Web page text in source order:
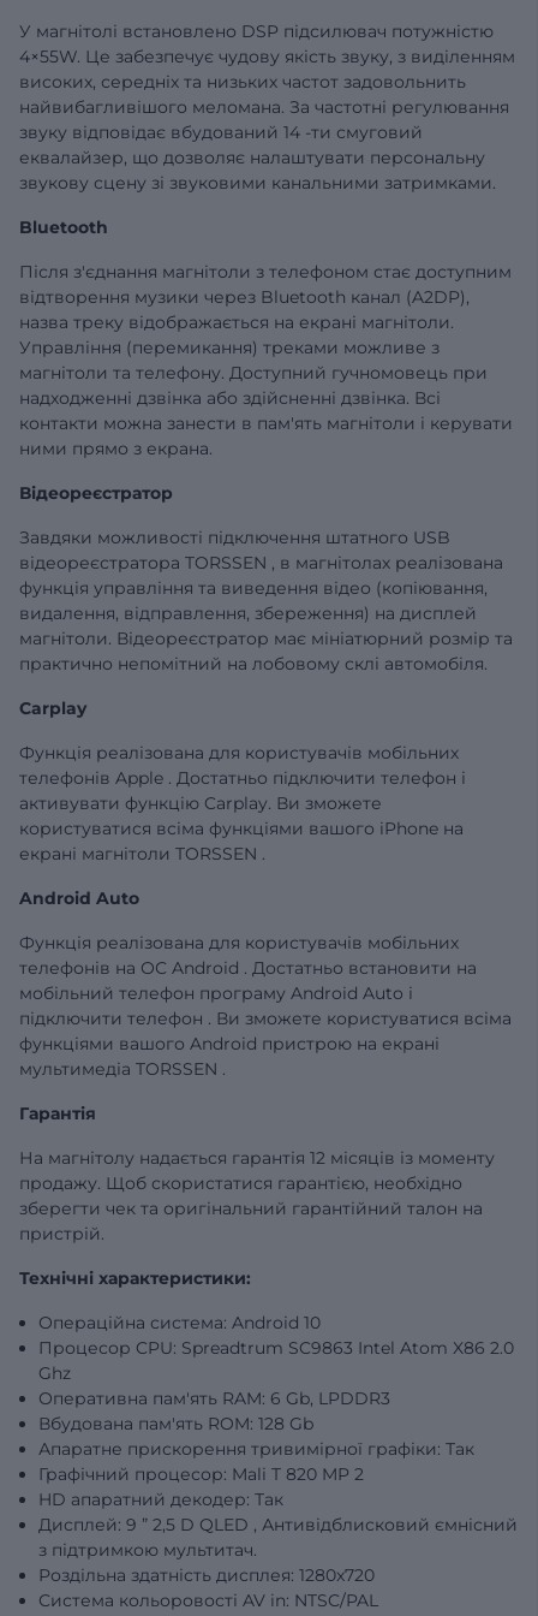
У магнітолі встановлено DSP підсилювач потужністю
4×55W. Це забезпечує чудову якість звуку, з виділенням
високих, середніх та низьких частот задовольнить
найвибагливішого меломана. За частотні регулювання
звуку відповідає вбудований 14 -ти смуговий
еквалайзер, що дозволяє налаштувати персональну
звукову сцену зі звуковими канальними затримками.
Bluetooth
Після з'єднання магнітоли з телефоном стає доступним
відтворення музики через Bluetooth канал (A2DP),
назва треку відображається на екрані магнітоли.
Управління (перемикання) треками можливе з
магнітоли та телефону. Доступний гучномовець при
надходженні дзвінка або здійсненні дзвінка. Всі
контакти можна занести в пам'ять магнітоли і керувати
ними прямо з екрана.
Відеореєстратор
Завдяки можливості підключення штатного USB
відеореєстратора TORSSEN , в магнітолах реалізована
функція управління та виведення відео (копіювання,
видалення, відправлення, збереження) на дисплей
магнітоли. Відеореєстратор має мініатюрний розмір та
практично непомітний на лобовому склі автомобіля.
Carplay
Функція реалізована для користувачів мобільних
телефонів Apple . Достатньо підключити телефон і
активувати функцію Carplay. Ви зможете
користуватися всіма функціями вашого iPhone на
екрані магнітоли TORSSEN .
Android Auto
Функція реалізована для користувачів мобільних
телефонів на ОС Android . Достатньо встановити на
мобільний телефон програму Android Auto і
підключити телефон . Ви зможете користуватися всіма
функціями вашого Android пристрою на екрані
мультимедіа TORSSEN .
Гарантія
На магнітолу надається гарантія 12 місяців із моменту
продажу. Щоб скористатися гарантією, необхідно
зберегти чек та оригінальний гарантійний талон на
пристрій.
Технічні характеристики:
Операційна система: Android 10
Процесор CPU: Spreadtrum SC9863 Intel Atom X86 2.0
Ghz
Оперативна пам'ять RAM: 6 Gb, LPDDR3
Вбудована пам'ять ROM: 128 Gb
Апаратне прискорення тривимірної графіки: Так
Графічний процесор: Mali T 820 MP 2
HD апаратний декодер: Так
Дисплей: 9 ” 2,5 D QLED , Антивідблисковий ємнісний
з підтримкою мультитач.
Роздільна здатність дисплея: 1280x720
Система кольоровості AV in: NTSC/PAL